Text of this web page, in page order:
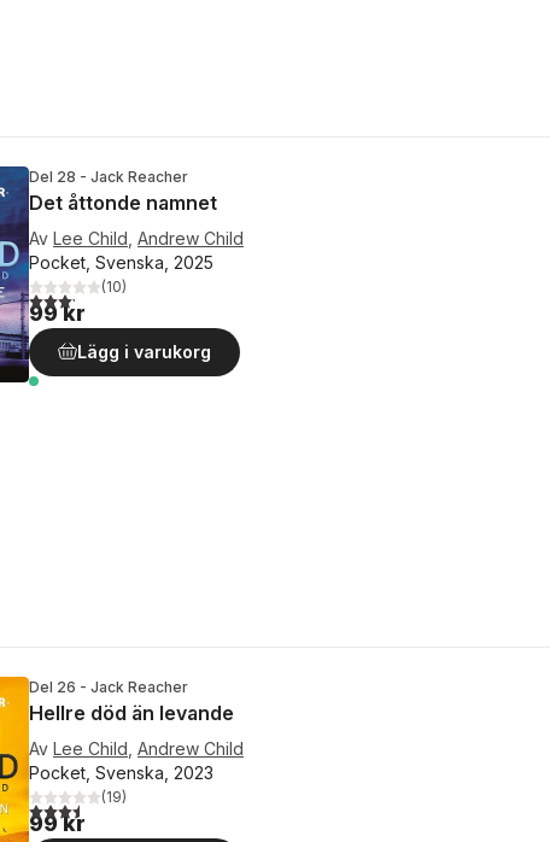
Del 28 - Jack Reacher
Det åttonde namnet
Av Lee Child Andrew Child
Pocket, Svenska, 2025
3,2utav 5 stjärnor. Totalt antal röster:
(10)
99 kr
Lägg i varukorg
Del 26 - Jack Reacher
Hellre död än levande
Av Lee Child Andrew Child
Pocket, Svenska, 2023
3,5utav 5 stjärnor. Totalt antal röster:
(19)
99 kr